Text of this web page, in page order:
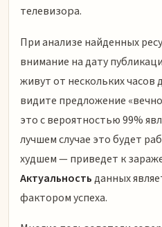
телевизора.
При анализе найденных
внимание на дату
живут от нескольких часов
видите предложение
это с вероятностью 99%
лучшем случае это будет
худшем — приведет к
Актуальностьданных
фактором успеха.